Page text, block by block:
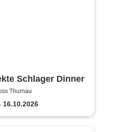
Schlager Dinner
Thurnau
16.10.2026